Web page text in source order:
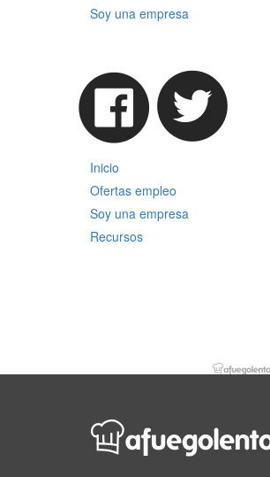
Soy una empresa
Inicio
Ofertas empleo
Soy una empresa
Recursos